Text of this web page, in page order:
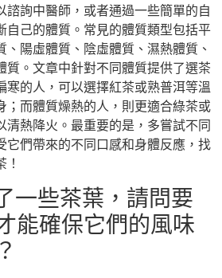
諮詢中醫師，或者通過一些簡單的自
自己的體質。常見的體質類型包括平
、陽虛體質、陰虛體質、濕熱體質、
質。文章中針對不同體質提供了選茶
寒的人，可以選擇紅茶或熟普洱等溫
；而體質燥熱的人，則更適合綠茶或
清熱降火。最重要的是，多嘗試不同
它們帶來的不同口感和身體反應，找
！
一些茶葉，請問要
能確保它們的風味